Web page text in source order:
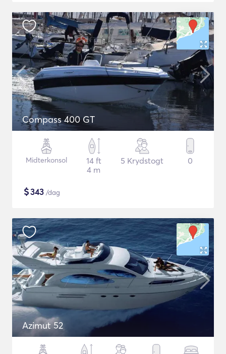
Compass 400 GT
Midterkonsol
14 ft
4 m
5 Krydstogt 0
$343 /dag
Azimut 52